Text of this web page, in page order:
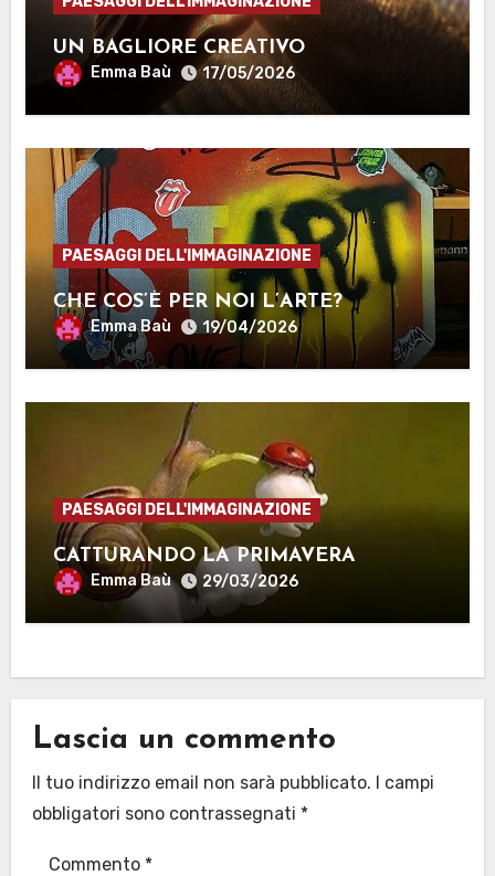
UN BAGLIORE CREATIVO
Emma Baù 17/05/2026
PAESAGGI DELL'IMMAGINAZIONE
CHE COS’È PER NOI L’ARTE?
Emma Baù 19/04/2026
PAESAGGI DELL'IMMAGINAZIONE
CATTURANDO LA PRIMAVERA
Emma Baù 29/03/2026
Lascia un commento
Il tuo indirizzo email non sarà pubblicato. I campi
obbligatori sono contrassegnati *
Commento *